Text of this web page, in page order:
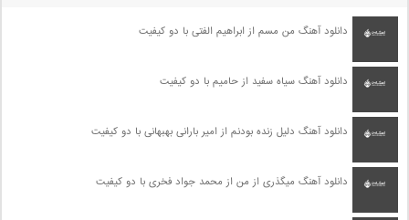
دانلود آهنگ من مسم از ابراهیم الفتی با دو کیفیت
دانلود آهنگ سیاه سفید از حامیم با دو کیفیت
دانلود آهنگ دلیل زنده بودنم از امیر بارانی بهبهانی با دو کیفیت
دانلود آهنگ میگذری از من از محمد جواد فخری با دو کیفیت